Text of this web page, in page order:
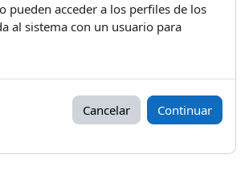
pueden acceder a los perfiles de los
al sistema con un usuario para
Cancelar Continuar